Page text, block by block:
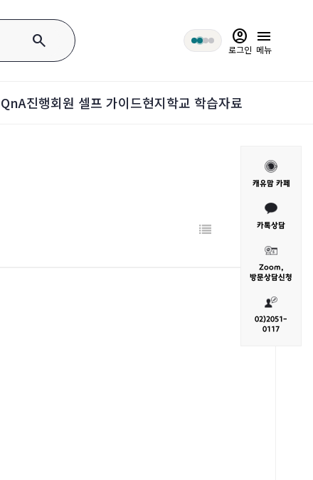
search account_circle
로그인
menu
메뉴
QnA진행회원 셀프 가이드현지학교 학습자료
캐유맘 카페
카톡상담
Zoom,
방문상담신청
02)2051-
0117